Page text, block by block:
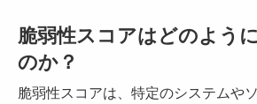
脆弱性スコアはどのよう
のか？
脆弱性スコアは、特定のシステムや